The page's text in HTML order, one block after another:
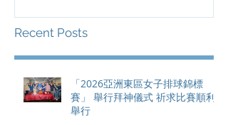
Recent Posts
「2026亞洲東區女子排球錦標
賽」 舉行拜神儀式 祈求比賽順利
舉行